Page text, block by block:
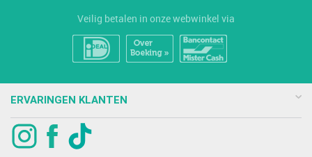
Veilig betalen in onze webwinkel via
ERVARINGEN KLANTEN